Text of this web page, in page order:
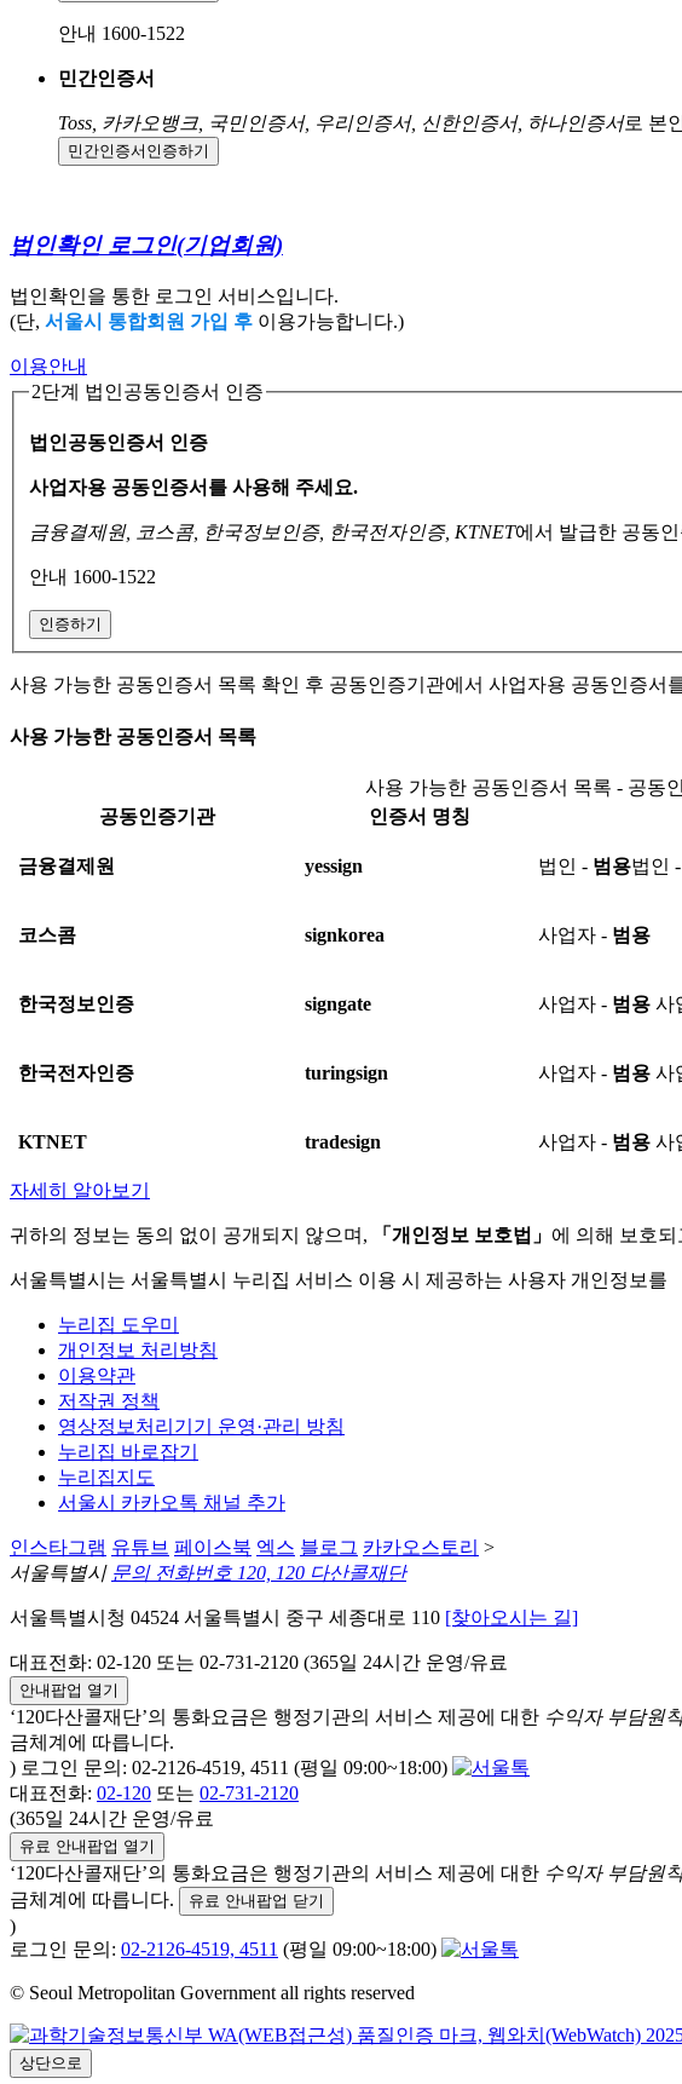
안내 1600-1522
민간인증서
Toss, 카카오뱅크, 국민인증서, 우리인증서, 신한인증서, 하나인증서로 본
민간인증서 인증하기
법인확인 로그인(기업회원)
법인확인을 통한 로그인 서비스입니다.
(단, 서울시 통합회원 가입 후 이용가능합니다.)
이용안내
2단계 법인공동인증서 인증
법인공동인증서 인증
사업자용 공동인증서를 사용해 주세요.
금융결제원, 코스콤, 한국정보인증, 한국전자인증, KTNET에서 발급한 공동
안내 1600-1522
인증하기
사용 가능한 공동인증서 목록 확인 후 공동인증기관에서 사업자용 공동인증서
사용 가능한 공동인증서 목록
사용 가능한 공동인증서 목록 - 공동
공동인증기관
인증서 명칭
금융결제원 yessign 법인 - 범용법인 -
코스콤 signkorea 사업자 - 범용
한국정보인증 signgate 사업자 - 범용 사
한국전자인증 turingsign 사업자 - 범용 사
KTNET tradesign 사업자 - 범용 사
자세히 알아보기
귀하의 정보는 동의 없이 공개되지 않으며, 「개인정보 보호법」 에 의해 보호
서울특별시는 서울특별시 누리집 서비스 이용 시 제공하는 사용자 개인정보
누리집 도우미
개인정보 처리방침
이용약관
저작권 정책
영상정보처리기기 운영·관리 방침
누리집 바로잡기
누리집지도
서울시 카카오톡 채널 추가
인스타그램 유튜브 페이스북 엑스 블로그 카카오스토리 >
서울특별시 문의 전화번호 120, 120 다산콜재단
서울특별시청 04524 서울특별시 중구 세종대로 110 [찾아오시는 길]
대표전화: 02-120 또는 02-731-2120 (365일 24시간 운영/유료
안내팝업 열기
‘120다산콜재단’의 통화요금은 행정기관의 서비스 제공에 대한 수익자 부담원
금체계에 따릅니다.
) 로그인 문의: 02-2126-4519, 4511 (평일 09:00~18:00)
대표전화: 02-120 또는 02-731-2120
(365일 24시간 운영/유료
유료 안내팝업 열기
‘120다산콜재단’의 통화요금은 행정기관의 서비스 제공에 대한 수익자 부담원
금체계에 따릅니다.
유료 안내팝업 닫기
)
로그인 문의: 02-2126-4519, 4511 (평일 09:00~18:00)
© Seoul Metropolitan Government all rights reserved
상단으로